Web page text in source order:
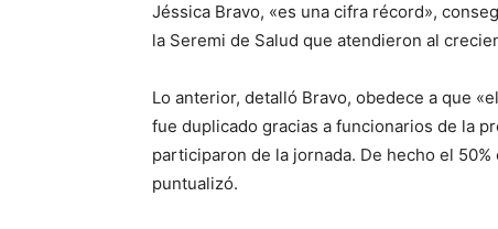
Jéssica Bravo, «es una cifra récord»,
la Seremi de Salud que atendieron al
Lo anterior, detalló Bravo, obedece a que
fue duplicado gracias a funcionarios de la
participaron de la jornada. De hecho el
puntualizó.